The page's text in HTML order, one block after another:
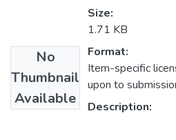
No
Thumbnail
Available
Size:
1.71 KB
Format:
Item-specific
upon to
Description: